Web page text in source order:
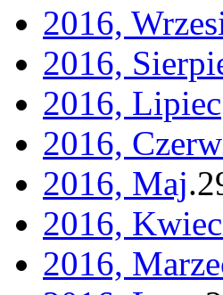
2016,
2016,
2016, Lipiec
2016,
2016, Maj.
2016,
2016,